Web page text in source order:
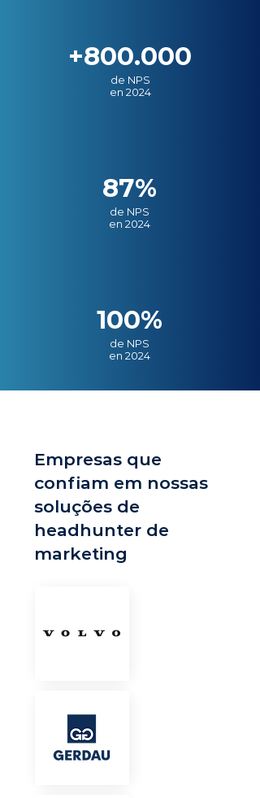
+800.000
de NPS
en 2024
87%
de NPS
en 2024
100%
de NPS
en 2024
Empresas que
confiam em nossas
soluções de
headhunter de
marketing